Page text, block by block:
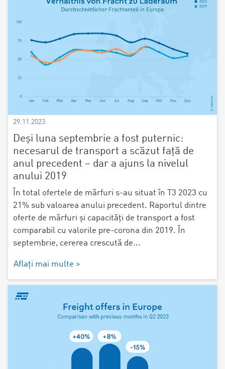
29.11.2023
Deși luna septembrie a fost puternic:
necesarul de transport a scăzut față de
anul precedent – dar a ajuns la nivelul
anului 2019
În total ofertele de mărfuri s-au situat în T3 2023 cu
21% sub valoarea anului precedent. Raportul dintre
oferte de mărfuri și capacități de transport a fost
comparabil cu valorile pre-corona din 2019. În
septembrie, cererea crescută de...
Aflați mai multe >